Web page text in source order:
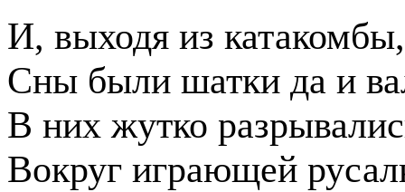
И, выходя из катакомбы,
Сны были шатки да и
В них жутко
Вокруг играющей